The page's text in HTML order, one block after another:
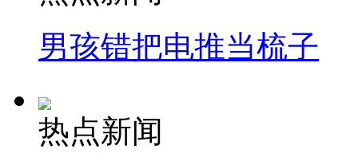
男孩错把电推当梳子
热点新闻